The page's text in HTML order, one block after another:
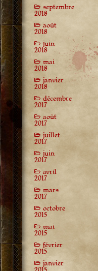
septembre
2018
août
2018
juin
2018
mai
2018
janvier
2018
décembre
2017
août
2017
juillet
2017
juin
2017
avril
2017
mars
2017
octobre
2015
mai
2015
février
2015
janvier